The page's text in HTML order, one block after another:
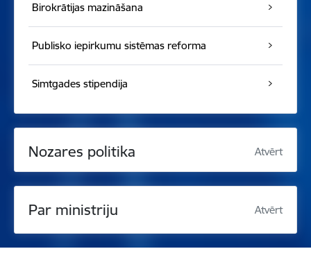
Birokrātijas mazināšana
Publisko iepirkumu sistēmas reforma
Simtgades stipendija
Nozares politika Atvērt
Par ministriju Atvērt